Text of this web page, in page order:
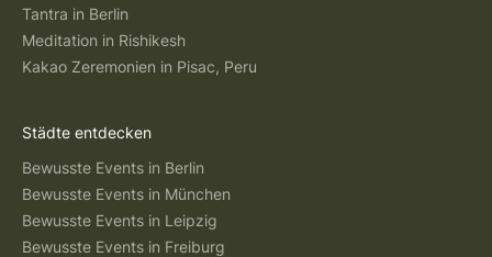
Tantra in Berlin
Meditation in Rishikesh
Kakao Zeremonien in Pisac, Peru
Städte entdecken
Bewusste Events in Berlin
Bewusste Events in München
Bewusste Events in Leipzig
Bewusste Events in Freiburg